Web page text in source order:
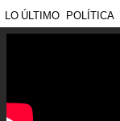
LO ÚLTIMO POLÍTICA